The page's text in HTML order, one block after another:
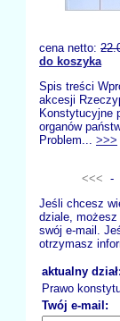
cena netto:
do koszyka
Spis treści
akcesji
Konstytucyjne
organów
Problem... >>>
<<< -
Jeśli chcesz
dziale, możesz
swój e-mail.
otrzymasz
aktualny dział:
Prawo
Twój e-mail: